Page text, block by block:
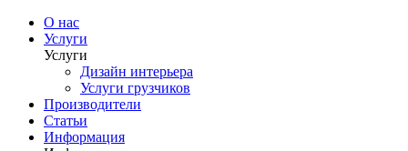
О нас
Услуги
Услуги
Дизайн интерьера
Услуги грузчиков
Производители
Статьи
Информация